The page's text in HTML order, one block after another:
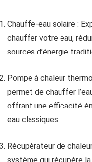
Chauffe-eau solaire :
chauffer votre eau,
sources d’énergie
Pompe à chaleur
permet de chauffer
offrant une efficacité
eau classiques.
Récupérateur de
système qui récupère la